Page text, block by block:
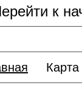
к
Карта